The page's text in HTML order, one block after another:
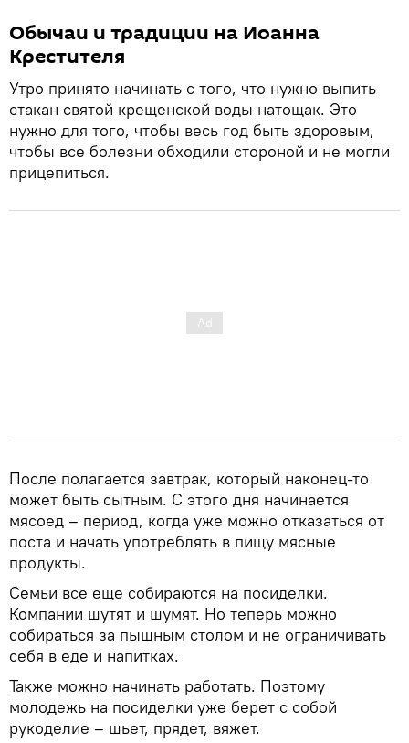
Обычаи и традиции на Иоанна
Крестителя
Утро принято начинать с того, что нужно выпить
стакан святой крещенской воды натощак. Это
нужно для того, чтобы весь год быть здоровым,
чтобы все болезни обходили стороной и не могли
прицепиться.
После полагается завтрак, который наконец-то
может быть сытным. С этого дня начинается
мясоед – период, когда уже можно отказаться от
поста и начать употреблять в пищу мясные
продукты.
Семьи все еще собираются на посиделки.
Компании шутят и шумят. Но теперь можно
собираться за пышным столом и не ограничивать
себя в еде и напитках.
Также можно начинать работать. Поэтому
молодежь на посиделки уже берет с собой
рукоделие – шьет, прядет, вяжет.